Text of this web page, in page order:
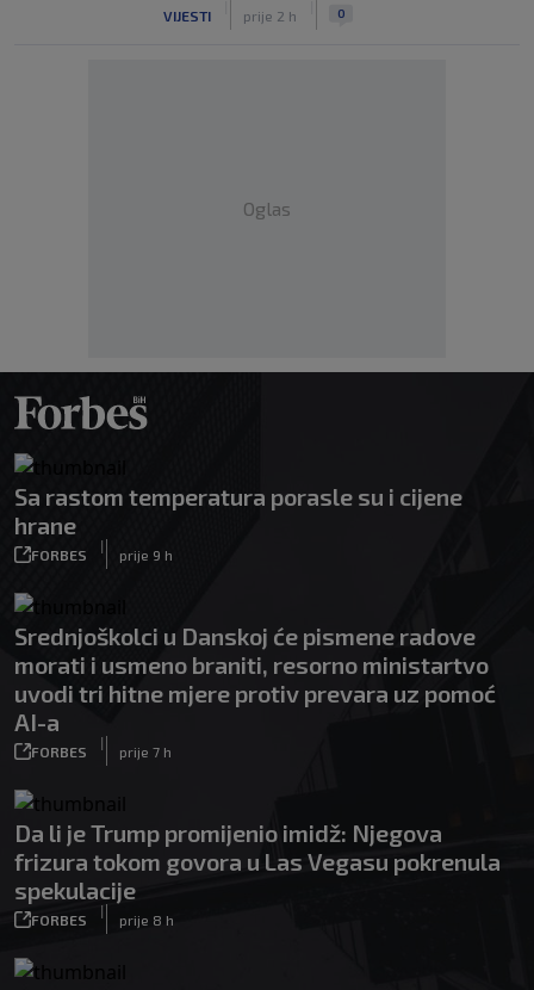
VIJESTI prije 2 h 0
Oglas
Sa rastom temperatura porasle su i cijene
hrane
FORBES
|
prije 9 h
Srednjoškolci u Danskoj će pismene radove
morati i usmeno braniti, resorno ministartvo
uvodi tri hitne mjere protiv prevara uz pomoć
AI-a
FORBES
|
prije 7 h
Da li je Trump promijenio imidž: Njegova
frizura tokom govora u Las Vegasu pokrenula
spekulacije
FORBES
|
prije 8 h